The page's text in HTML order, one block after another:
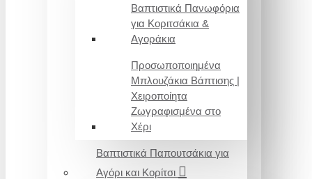
Βαπτιστικά Πανωφόρια
για Κοριτσάκια &
Αγοράκια
Προσωποποιημένα
Μπλουζάκια Βάπτισης |
Χειροποίητα
Ζωγραφισμένα στο
Χέρι
Βαπτιστικά Παπουτσάκια για
Αγόρι και Κορίτσι